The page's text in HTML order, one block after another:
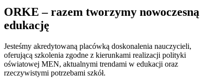
ORKE – razem tworzymy nowoczesną
edukację
Jesteśmy akredytowaną placówką doskonalenia nauczycieli,
oferującą szkolenia zgodne z kierunkami realizacji polityki
oświatowej MEN, aktualnymi trendami w edukacji oraz
rzeczywistymi potrzebami szkół.